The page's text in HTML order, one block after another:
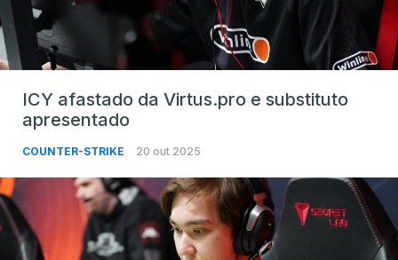
ICY afastado da Virtus.pro e substituto
apresentado
COUNTER-STRIKE 20 out 2025